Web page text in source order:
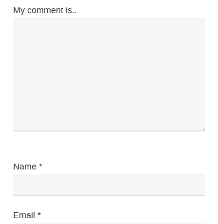
My comment is..
Name *
Email *